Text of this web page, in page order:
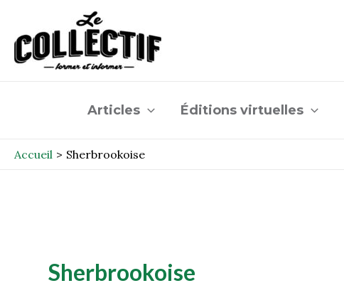
contenu
Articles Éditions virtuelles
Accueil Sherbrookoise
Sherbrookoise